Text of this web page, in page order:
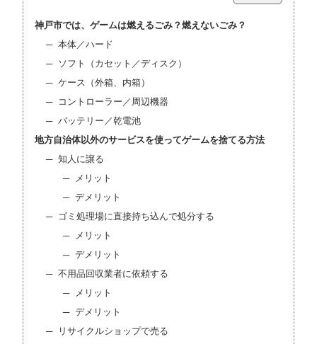
神戸市では、ゲームは燃えるごみ？燃えないごみ？
本体／ハード
ソフト（カセット／ディスク）
ケース（外箱、内箱）
コントローラー／周辺機器
バッテリー／乾電池
地方自治体以外のサービスを使ってゲームを捨てる方法
知人に譲る
メリット
デメリット
ゴミ処理場に直接持ち込んで処分する
メリット
デメリット
不用品回収業者に依頼する
メリット
デメリット
リサイクルショップで売る